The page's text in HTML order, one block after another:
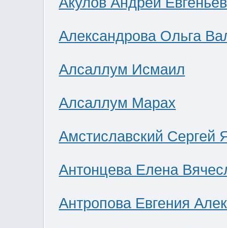
Александрова Ольга
Алсаллум Исмаил
Алсаллум Марах
Амстиславский Сергей
Антонцева Елена
Антропова Евгения